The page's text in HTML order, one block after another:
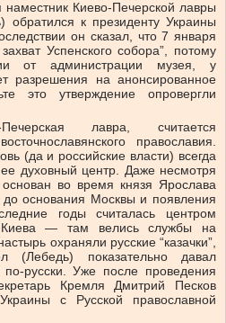
Киево-Печерской лавры
обратился к президенту Украины
он сказал, что 7 января
Успенского собора”, потому
от администрации музея, у
разрешения на анонсированное
это утверждение опровергли
Печерская лавра, считается
православия.
(да и российские власти) всегда
духовный центр. Даже несмотря
во время князя Ярослава
основания Москвы и появления
годы считалась центром
Киева — там велись службы на
охраняли русские “казачки”,
(Лебедь) показательно давал
русски. Уже после проведения
Кремля Дмитрий Песков
с Русской православной